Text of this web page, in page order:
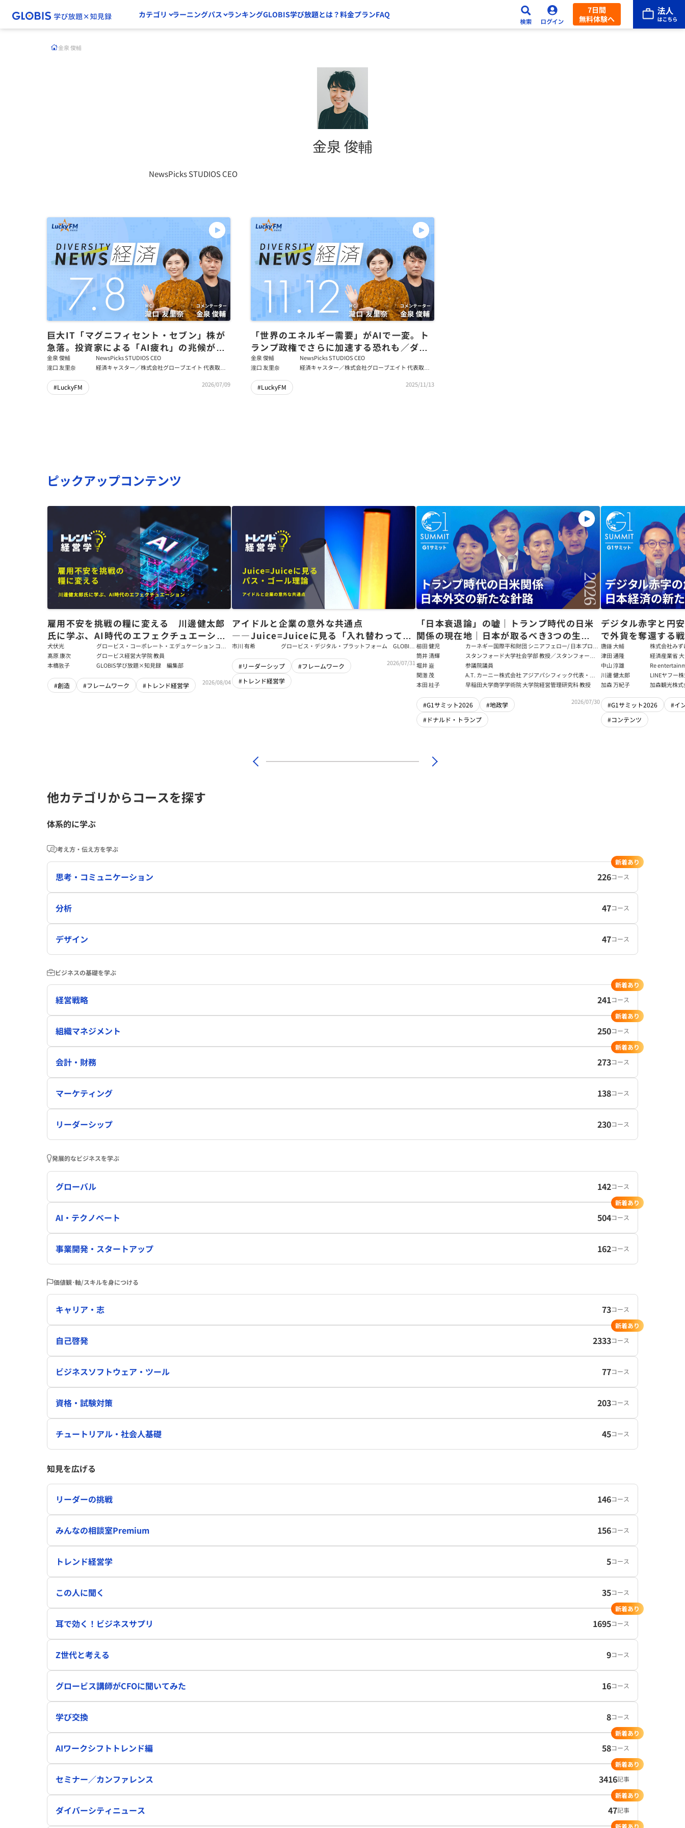
カテゴリ ラーニングパス ランキングGLOBIS学び放題とは？料金プランFAQ
7日間
無料体験へ
金泉 俊輔
金泉 俊輔
NewsPicks STUDIOS CEO
巨大IT「マグニフィセント・セブン」株が
急落。投資家による「AI疲れ」の兆候が原
因か／ダイバーシティニュース 金泉俊輔
【8/31までの限定公開】
金泉 俊輔
NewsPicks STUDIOS CEO
瀧口 友里奈
経済キャスター／株式会社グローブエイト 代表取締
#LuckyFM 2026/07/09
「世界のエネルギー需要」がAIで一変。ト
ランプ政権でさらに加速する恐れも／ダイ
バーシティニュース 金泉俊輔【12/31まで
の限定公開】
金泉 俊輔
NewsPicks STUDIOS CEO
瀧口 友里奈
経済キャスター／株式会社グローブエイト 代表取締
#LuckyFM 2025/11/13
ピックアップコンテンツ
雇用不安を挑戦の糧に変える 川邊健太郎
氏に学ぶ、AI時代のエフェクチュエーショ
ン
犬伏光
グロービス・コーポレート・エデュケーション コー
ポレート・ソリューション・チーム コンサルタント
髙原 康次
グロービス経営大学院 教員
本橋敦子
GLOBIS学び放題×知見録 編集部
#創造 #フレームワーク #トレンド経営学 2026/08/04
アイドルと企業の意外な共通点
――Juice=Juiceに見る「入れ替わっても
強いチーム」をつくるパス・ゴール理論
市川 有希
グロービス・デジタル・プラットフォーム GLOBIS
#リーダーシップ
#フレームワーク
#トレンド経営学
2026/07/31
「日本衰退論」の嘘｜トランプ時代の日米
関係の現在地｜日本が取るべき3つの生存
戦略【櫛田健児×関灘茂×堀井巌×筒井清
輝】
櫛田 健児
カーネギー国際平和財団 シニアフェロー/ 日本プログ
ラムディレクター
筒井 清輝
スタンフォード大学社会学部 教授／スタンフォード
大学アジア太平洋研究センター 所長／東京財団 名誉
フェロー
堀井 巌
参議院議員
関灘 茂
A.T. カーニー株式会社 アジアパシフィック代表・日
本法人会長
本田 桂子 早稲田大学商学学術院 大学院経営管理研究科 教授
#G1サミット2026
#地政学
#ドナルド・トランプ
2026/07/30
デジタル赤字と円
で外貨を奪還する
る真の条件
唐鎌 大輔
株式会社み
ト
津田 通隆
経済産業省
デジタル経
報処理推進
センター 情
任者
中山 淳雄
Re
講師／Plott
川邊 健太郎
LINEヤフー
加森 万紀子
加森観光株式
#G1サミット2026
#イ
#コンテンツ
他カテゴリからコースを探す
体系的に学ぶ
考え方・伝え方を学ぶ
思考・コミュニケーション 226コース
新着あり
分析 47コース
デザイン 47コース
ビジネスの基礎を学ぶ
経営戦略 241コース
新着あり
組織マネジメント 250コース
新着あり
会計・財務 273コース
新着あり
マーケティング 138コース
リーダーシップ 230コース
発展的なビジネスを学ぶ
グローバル 142コース
AI・テクノベート 504コース
新着あり
事業開発・スタートアップ 162コース
価値観･軸/スキルを身につける
キャリア・志 73コース
自己啓発 2333コース
新着あり
ビジネスソフトウェア・ツール 77コース
資格・試験対策 203コース
チュートリアル・社会人基礎 45コース
知見を広げる
リーダーの挑戦 146コース
みんなの相談室Premium 156コース
トレンド経営学 5コース
この人に聞く 35コース
耳で効く！ビジネスサプリ 1695コース
新着あり
Z世代と考える 9コース
グロービス講師がCFOに聞いてみた 16コース
学び交換 8コース
AIワークシフトトレンド編 58コース
新着あり
セミナー／カンファレンス 3416記事
新着あり
ダイバーシティニュース 47記事
新着あり
新着あり